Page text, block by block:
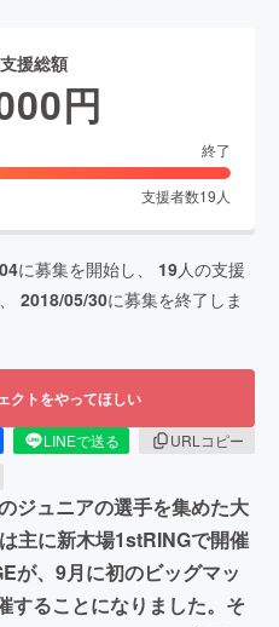
援総額
円
終了
支援者数19 人
に募集を開始し、 19人の支援
2018/05/30に募集を終了しま
クトをやってほしい
LINEで送る
URLコピー
ジュニアの選手を集めた大
主に新木場1stRINGで開催
が、9月に初のビッグマッ
することになりました。そ